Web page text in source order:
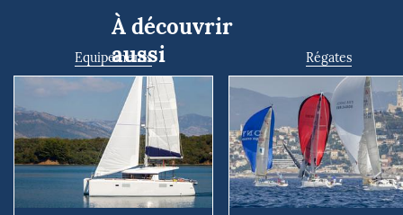
À découvrir
aussi
Equipements Régates